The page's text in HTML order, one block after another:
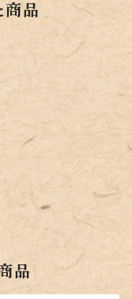
商品
品